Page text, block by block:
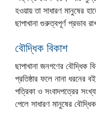
হওয়ায় তা সাধারণ মানুষের
ছাপাখানা গুরুত্বপূর্ণ প্রভাব
বৌদ্ধিক বিকাশ
ছাপাখানা জনগণের বৌদ্ধিক
প্রতিষ্ঠার ফলে নানা ধরনের
পত্রিকা ও সংবাদপত্রের
পেলে সাধারণ মানুষের